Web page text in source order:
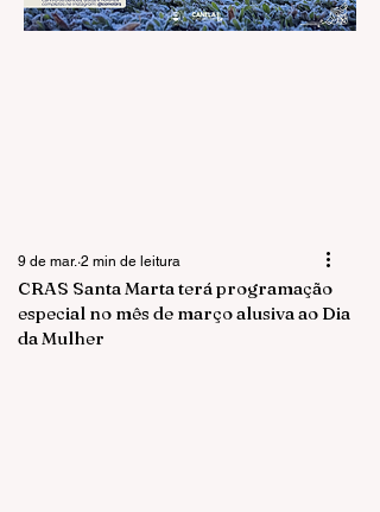
CRAS Santa Marta terá programação
especial no mês de março alusiva ao Dia
da Mulher
9 de mar. 2 min de leitura